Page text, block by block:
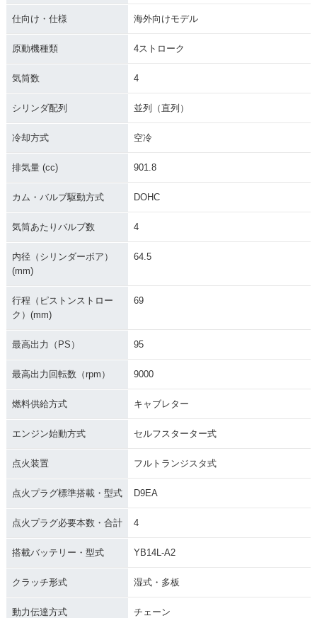
仕向け・仕様 海外向けモデル
原動機種類 4ストローク
気筒数 4
シリンダ配列 並列（直列）
冷却方式 空冷
排気量 (cc) 901.8
カム・バルブ駆動方式 DOHC
気筒あたりバルブ数 4
内径（シリンダーボア）
(mm)
64.5
行程（ピストンストロー
ク）(mm)
69
最高出力（PS） 95
最高出力回転数（rpm） 9000
燃料供給方式 キャブレター
エンジン始動方式 セルフスターター式
点火装置 フルトランジスタ式
点火プラグ標準搭載・型式 D9EA
点火プラグ必要本数・合計 4
搭載バッテリー・型式 YB14L-A2
クラッチ形式 湿式・多板
動力伝達方式 チェーン